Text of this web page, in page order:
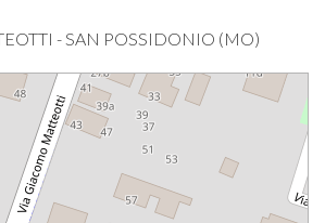
- SAN POSSIDONIO (MO)